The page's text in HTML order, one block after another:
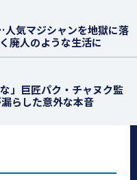
気マジシャンを地獄に落
廃人のような生活に
」巨匠パク・チャヌク監
らした意外な本音